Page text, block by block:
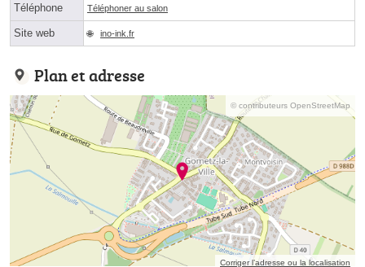
Téléphone Téléphoner au salon
Site web ino-ink.fr
Plan et adresse
© contributeurs OpenStreetMap
Corriger l’adresse ou la localisation